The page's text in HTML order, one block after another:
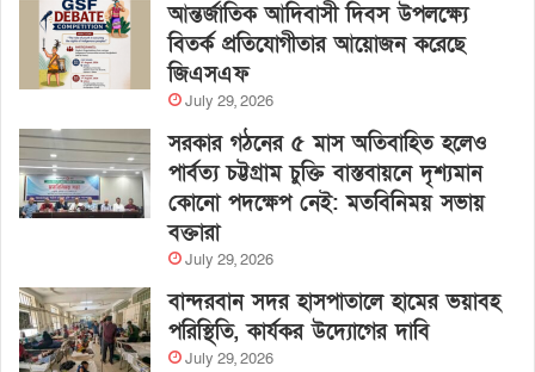
আন্তর্জাতিক আদিবাসী দিবস উপলক্ষ্যে
বিতর্ক প্রতিযোগীতার আয়োজন করেছে
জিএসএফ
July 29, 2026
সরকার গঠনের ৫ মাস অতিবাহিত হলেও
পার্বত্য চট্টগ্রাম চুক্তি বাস্তবায়নে দৃশ্যমান
কোনো পদক্ষেপ নেই: মতবিনিময় সভায়
বক্তারা
July 29, 2026
বান্দরবান সদর হাসপাতালে হামের ভয়াবহ
পরিস্থিতি, কার্যকর উদ্যোগের দাবি
July 29, 2026